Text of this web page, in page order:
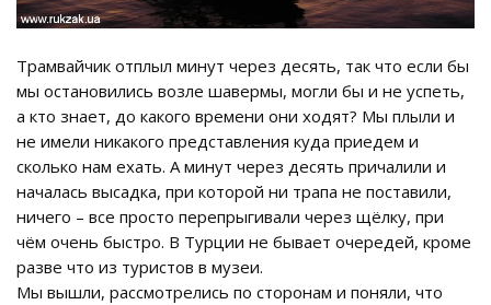
Трамвайчик отплыл минут через десять, так что если бы
мы остановились возле шавермы, могли бы и не успеть,
а кто знает, до какого времени они ходят? Мы плыли и
не имели никакого представления куда приедем и
сколько нам ехать. А минут через десять причалили и
началась высадка, при которой ни трапа не поставили,
ничего – все просто перепрыгивали через щёлку, при
чём очень быстро. В Турции не бывает очередей, кроме
разве что из туристов в музеи.
Мы вышли, рассмотрелись по сторонам и поняли, что